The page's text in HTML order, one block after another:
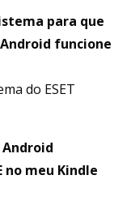
para que
funcione
do ESET
Android
meu Kindle